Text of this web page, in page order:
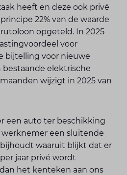
heeft en deze ook privé
22% van de waarde
opgeteld. In 2025
voor
bijtelling voor nieuwe
bestaande elektrische
wijzigt in 2025 van
een auto ter beschikking
een sluitende
waaruit blijkt dat er
jaar privé wordt
het kenteken aan ons